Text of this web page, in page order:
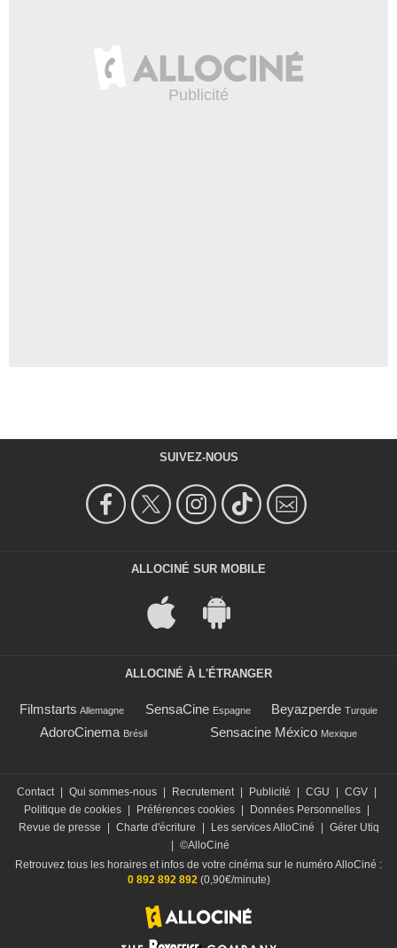
SUIVEZ-NOUS
ALLOCINÉ SUR MOBILE
ALLOCINÉ À L'ÉTRANGER
Filmstarts Allemagne SensaCine Espagne Beyazperde Turquie
AdoroCinema Brésil Sensacine México Mexique
Contact Qui sommes-nous Recrutement Publicité CGU CGV
Politique de cookies
Préférences cookies Données Personnelles
Revue de presse
Charte d'écriture Les services AlloCiné
Gérer Utiq
©AlloCiné
Retrouvez tous les horaires et infos de votre cinéma sur le numéro AlloCiné :
0 892 892 892(0,90€/minute)